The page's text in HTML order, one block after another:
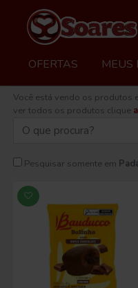
OFERTAS MEUS
Você está vendo os produtos
ver todos os produtos clique
Pesquisar somente em